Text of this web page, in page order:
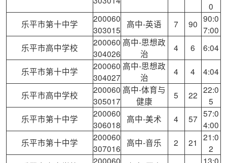
0
乐平市第十中学
200060
303015
高中-英语 7 90 90:0
7:00
乐平市高中学校
200060
304026
高中-思想政
治
4 6 6:04
乐平市第十中学
200060
304027
高中-思想政
治
4 4 4:04
乐平市高中学校
200060
305017
高中-体育与
健康
5 22 22:0
5
乐平市第十中学
200060
306018
高中-美术 4 57 57:0
4:00
乐平市第十中学
200060
307016
高中-音乐 2 21
21:0
2
200060
13:0